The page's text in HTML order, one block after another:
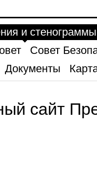
и стенограммы
Совет
Документы
сайт